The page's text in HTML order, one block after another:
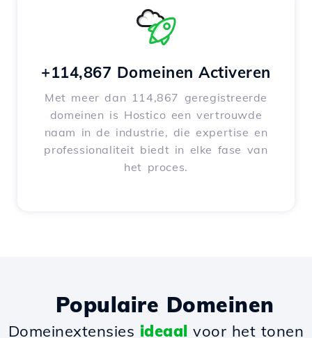
+114,867 Domeinen Activeren
Met meer dan 114,867 geregistreerde
domeinen is Hostico een vertrouwde
naam in de industrie, die expertise en
professionaliteit biedt in elke fase van
het proces.
Populaire Domeinen
Domeinextensies ideaal voor het tonen